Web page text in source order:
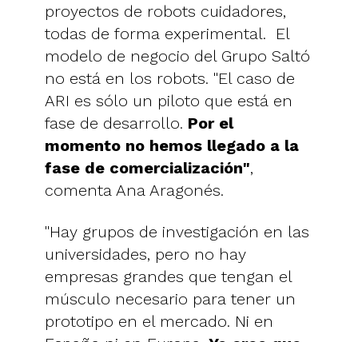
proyectos de robots cuidadores,
todas de forma experimental. El
modelo de negocio del Grupo Saltó
no está en los robots. "El caso de
ARI es sólo un piloto que está en
fase de desarrollo. Por el
momento no hemos llegado a la
fase de comercialización",
comenta Ana Aragonés.
"Hay grupos de investigación en las
universidades, pero no hay
empresas grandes que tengan el
músculo necesario para tener un
prototipo en el mercado. Ni en